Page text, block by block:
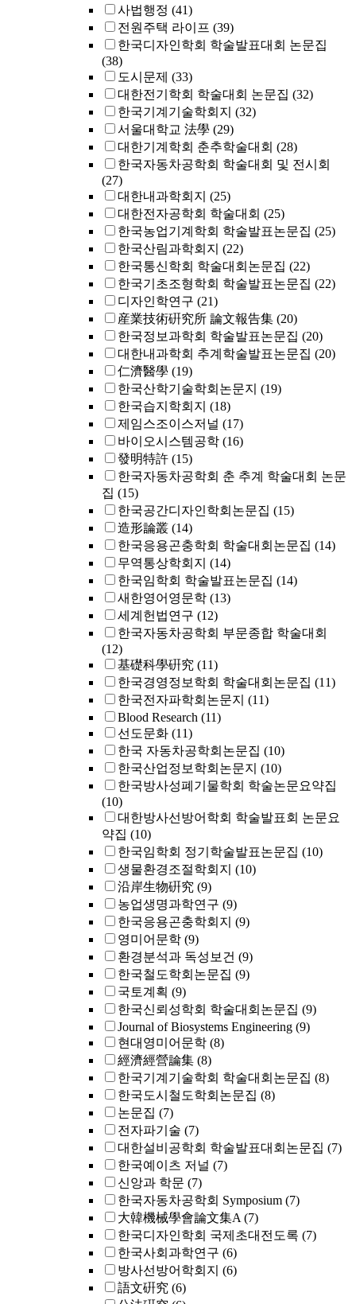
사법행정 (41)
전원주택 라이프 (39)
한국디자인학회 학술발표대회 논문집
(38)
도시문제 (33)
대한전기학회 학술대회 논문집 (32)
한국기계기술학회지 (32)
서울대학교 法學 (29)
대한기계학회 춘추학술대회 (28)
한국자동차공학회 학술대회 및 전시회
(27)
대한내과학회지 (25)
대한전자공학회 학술대회 (25)
한국농업기계학회 학술발표논문집 (25)
한국산림과학회지 (22)
한국통신학회 학술대회논문집 (22)
한국기초조형학회 학술발표논문집 (22)
디자인학연구 (21)
産業技術硏究所 論文報告集 (20)
한국정보과학회 학술발표논문집 (20)
대한내과학회 추계학술발표논문집 (20)
仁濟醫學 (19)
한국산학기술학회논문지 (19)
한국습지학회지 (18)
제임스조이스저널 (17)
바이오시스템공학 (16)
發明特許 (15)
한국자동차공학회 춘 추계 학술대회 논문
집 (15)
한국공간디자인학회논문집 (15)
造形論叢 (14)
한국응용곤충학회 학술대회논문집 (14)
무역통상학회지 (14)
한국임학회 학술발표논문집 (14)
새한영어영문학 (13)
세계헌법연구 (12)
한국자동차공학회 부문종합 학술대회
(12)
基礎科學硏究 (11)
한국경영정보학회 학술대회논문집 (11)
한국전자파학회논문지 (11)
Blood Research (11)
선도문화 (11)
한국 자동차공학회논문집 (10)
한국산업정보학회논문지 (10)
한국방사성폐기물학회 학술논문요약집
(10)
대한방사선방어학회 학술발표회 논문요
약집 (10)
한국임학회 정기학술발표논문집 (10)
생물환경조절학회지 (10)
沿岸生物硏究 (9)
농업생명과학연구 (9)
한국응용곤충학회지 (9)
영미어문학 (9)
환경분석과 독성보건 (9)
한국철도학회논문집 (9)
국토계획 (9)
한국신뢰성학회 학술대회논문집 (9)
Journal of Biosystems Engineering (9)
현대영미어문학 (8)
經濟經營論集 (8)
한국기계기술학회 학술대회논문집 (8)
한국도시철도학회논문집 (8)
논문집 (7)
전자파기술 (7)
대한설비공학회 학술발표대회논문집 (7)
한국예이츠 저널 (7)
신앙과 학문 (7)
한국자동차공학회 Symposium (7)
大韓機械學會論文集A (7)
한국디자인학회 국제초대전도록 (7)
한국사회과학연구 (6)
방사선방어학회지 (6)
語文硏究 (6)